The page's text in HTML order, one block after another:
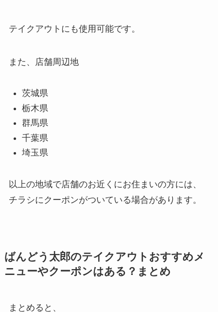
テイクアウトにも使用可能です。
また、店舗周辺地
茨城県
栃木県
群馬県
千葉県
埼玉県
以上の地域で店舗のお近くにお住まいの方には、
チラシにクーポンがついている場合があります。
ばんどう太郎のテイクアウトおすすめメ
ニューやクーポンはある？まとめ
まとめると、